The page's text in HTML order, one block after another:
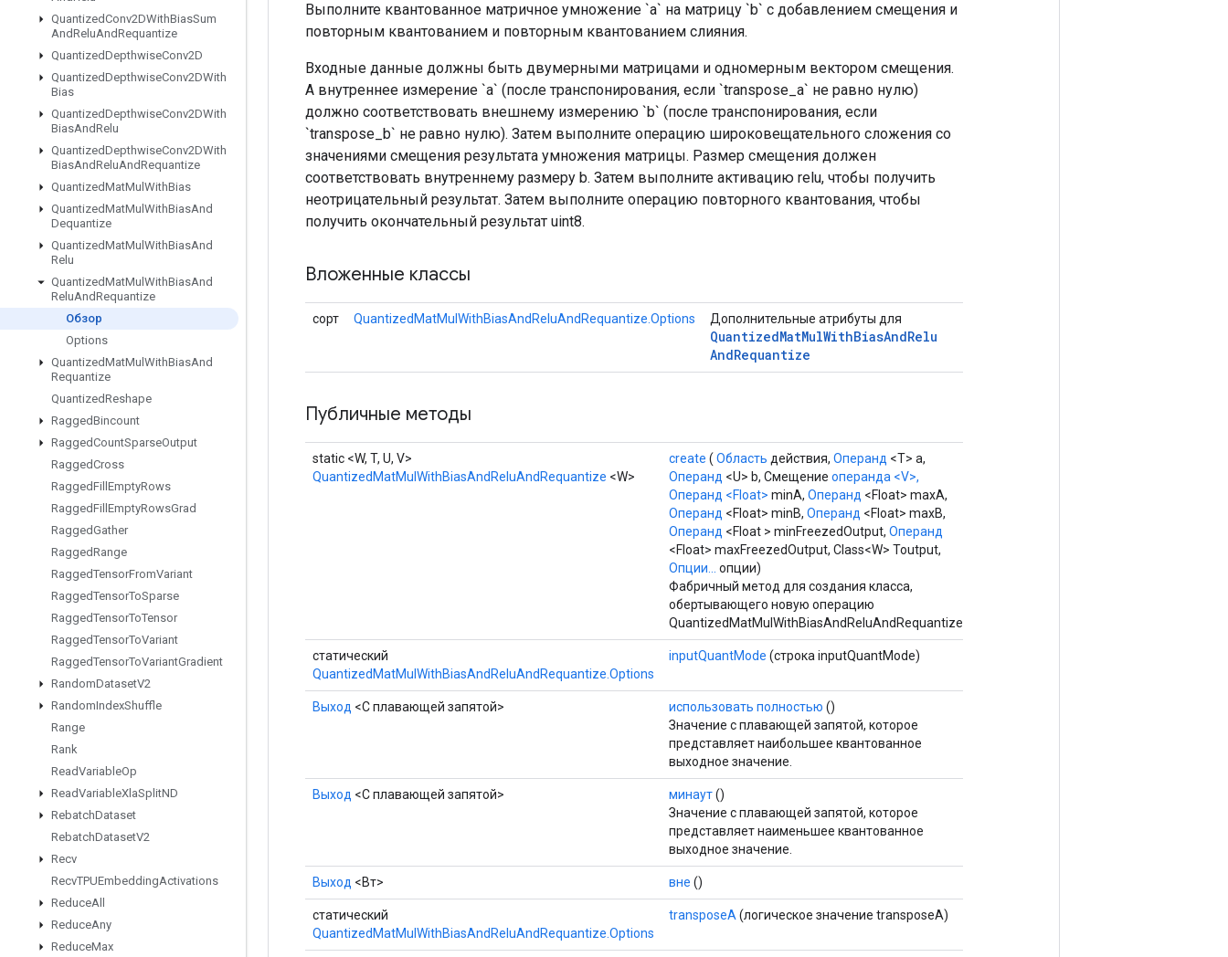
QuantizedConv2DWithBiasSum
AndReluAndRequantize
QuantizedDepthwiseConv2D
QuantizedDepthwiseConv2DWith
Bias
QuantizedDepthwiseConv2DWith
BiasAndRelu
QuantizedDepthwiseConv2DWith
BiasAndReluAndRequantize
QuantizedMatMul WithBias
QuantizedMatMul WithBiasAnd
Dequantize
QuantizedMatMul WithBiasAnd
Relu
QuantizedMatMul WithBiasAnd
ReluAndRequantize
Обзор
Options
QuantizedMatMul WithBiasAnd
Requantize
QuantizedReshape
RaggedBincount
RaggedCountSparseOutput
RaggedCross
RaggedFill EmptyRows
RaggedFill EmptyRowsGrad
RaggedGather
RaggedRange
RaggedTensorFromVariant
RaggedTensorToSparse
RaggedTensorToTensor
RaggedTensorToVariant
RaggedTensorToVariantGradient
RandomDatasetV2
RandomIndexShuffle
Range
Rank
ReadVariableOp
ReadVariableXlaSplitND
RebatchDataset
RebatchDatasetV2
Recv
RecvTPUEmbeddingActivations
ReduceAll
ReduceAny
ReduceMax
Выполните квантованное матричное умножение `a` на матрицу `b` с добавлением смещения и
повторным квантованием и повторным квантованием слияния.
Входные данные должны быть двумерными матрицами и одномерным вектором смещения.
А внутреннее измерение `a` (после транспонирования, если `transpose_a` не равно нулю)
должно соответствовать внешнему измерению `b` (после транспонирования, если
`transpose_b` не равно нулю). Затем выполните операцию широковещательного сложения со
значениями смещения результата умножения матрицы. Размер смещения должен
соответствовать внутреннему размеру b. Затем выполните активацию relu, чтобы получить
неотрицательный результат. Затем выполните операцию повторного квантования, чтобы
получить окончательный результат uint8.
Вложенные классы
сорт QuantizedMatMulWithBiasAndReluAndRequantize.Options Дополнительные атрибуты для
QuantizedMatMulWithBiasAndRelu
AndRequantize
Публичные методы
static <W, T, U, V>
QuantizedMatMulWithBiasAndReluAndRequantize <W>
create ( Область действия, Операнд <T> a,
Операнд <U> b, Смещение операнда <V>,
Операнд <Float> minA, Операнд <Float> maxA,
Операнд <Float> minB, Операнд <Float> maxB,
Операнд <Float > minFreezedOutput, Операнд
<Float> maxFreezedOutput, Class<W> Toutput,
Опции...
опции)
Фабричный метод для создания класса,
обертывающего новую операцию
QuantizedMatMulWithBiasAndReluAndRequantize.
статический
QuantizedMatMulWithBiasAndReluAndRequantize.Options
inputQuantMode (строка inputQuantMode)
Выход <С плавающей запятой> использовать полностью ()
Значение с плавающей запятой, которое
представляет наибольшее квантованное
выходное значение.
Выход <С плавающей запятой> минаут()
Значение с плавающей запятой, которое
представляет наименьшее квантованное
выходное значение.
Выход <Вт> вне ()
статический
QuantizedMatMulWithBiasAndReluAndRequantize.Options
transposeA (логическое значение transposeA)